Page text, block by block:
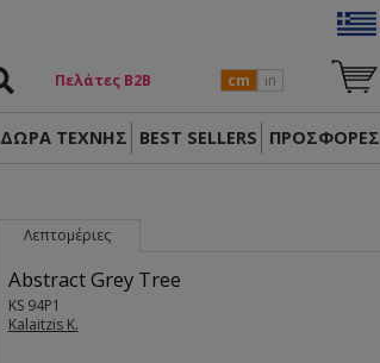
Πελάτες Β2Β
cm in
ΔΏΡΑ ΤΈΧΝΗΣ BEST SELLERS ΠΡΟΣΦΟΡΕΣ
Λεπτομέριες
Abstract Grey Tree
KS 94P1
Kalaitzis K.